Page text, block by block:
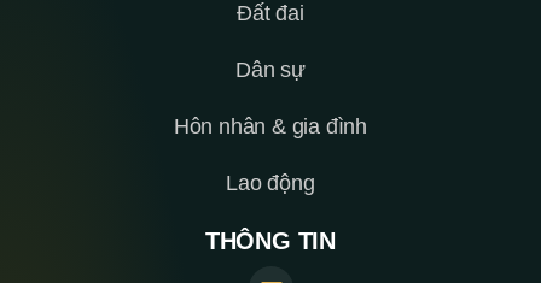
Đất đai
Dân sự
Hôn nhân & gia đình
Lao động
THÔNG TIN